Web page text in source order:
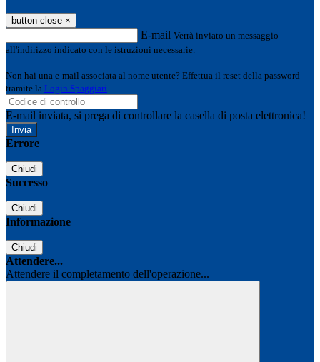
button close ×
E-mail Verrà inviato un messaggio
all'indirizzo indicato con le istruzioni necessarie.
Non hai una e-mail associata al nome utente? Effettua il reset della password
tramite la Login Spaggiari
E-mail inviata, si prega di controllare la casella di posta elettronica!
Errore
Chiudi
Successo
Chiudi
Informazione
Chiudi
Attendere...
Attendere il completamento dell'operazione...